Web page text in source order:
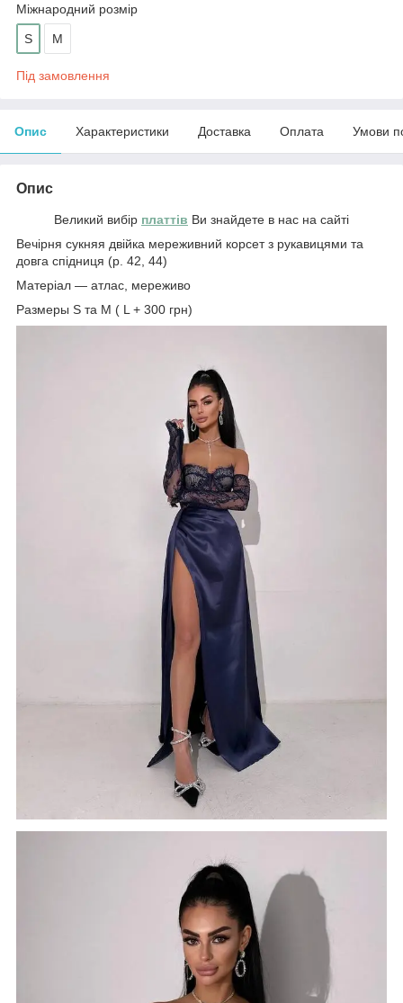
Міжнародний розмір
S M
Під замовлення
Опис Характеристики Доставка Оплата Умови
Опис
Великий вибір платтів Ви знайдете в нас на сайті
Вечірня сукняя двійка мереживний корсет з рукавицями та
довга спідниця (р. 42, 44)
Матеріал — атлас, мереживо
Размеры S та М ( L + 300 грн)